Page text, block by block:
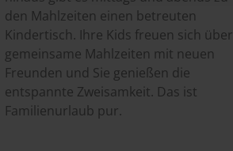
den Mahlzeiten einen betreuten
Kindertisch. Ihre Kids freuen sich über
gemeinsame Mahlzeiten mit neuen
Freunden und Sie genießen die
entspannte Zweisamkeit. Das ist
Familienurlaub pur.